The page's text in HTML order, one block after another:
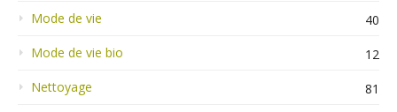
Mode de vie
40
Mode de vie bio
12
Nettoyage
81